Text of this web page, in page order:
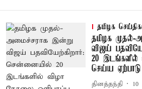
தமிழக
தமிழக முதல்-
விஜய்
20 இடங்களில்
செய்ய ஏற்பாடு
தினத்தந்தி 10